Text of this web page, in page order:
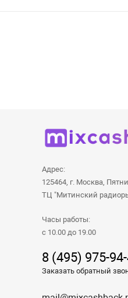
Адрес:
125464, г. Москва,
ТЦ "Митинский
Часы работы:
с 10.00 до 19.00
8 (495) 975-
Заказать обратный